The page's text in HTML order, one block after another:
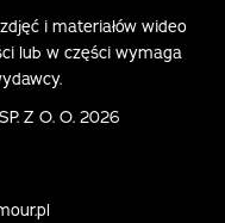
i materiałów wideo
lub w części wymaga
Z O. O. 2026